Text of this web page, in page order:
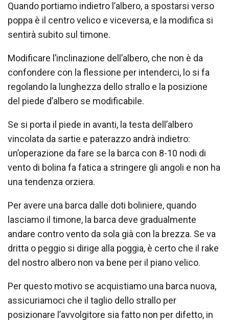
Quando portiamo indietro l’albero, a spostarsi verso
poppa è il centro velico e viceversa, e la modifica si
sentirà subito sul timone.
Modificare l’inclinazione dell’albero, che non è da
confondere con la flessione per intenderci, lo si fa
regolando la lunghezza dello strallo e la posizione
del piede d’albero se modificabile.
Se si porta il piede in avanti, la testa dell’albero
vincolata da sartie e paterazzo andrà indietro:
un’operazione da fare se la barca con 8-10 nodi di
vento di bolina fa fatica a stringere gli angoli e non ha
una tendenza orziera.
Per avere una barca dalle doti boliniere, quando
lasciamo il timone, la barca deve gradualmente
andare contro vento da sola già con la brezza. Se va
dritta o peggio si dirige alla poggia, è certo che il rake
del nostro albero non va bene per il piano velico.
Per questo motivo se acquistiamo una barca nuova,
assicuriamoci che il taglio dello strallo per
posizionare l’avvolgitore sia fatto non per difetto, in